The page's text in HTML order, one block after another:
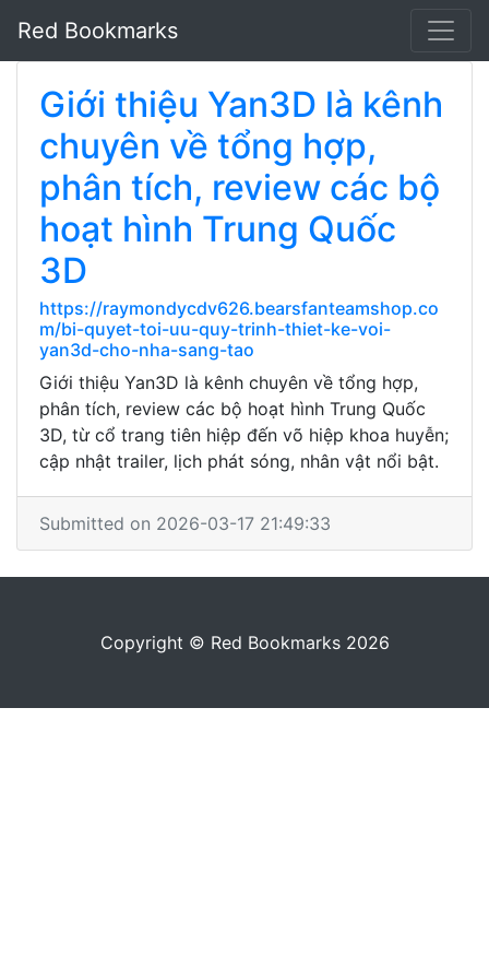
Red Bookmarks
Giới thiệu Yan3D là kênh
chuyên về tổng hợp,
phân tích, review các bộ
hoạt hình Trung Quốc
3D
https://raymondycdv626.bearsfanteamshop.co
m/bi-quyet-toi-uu-quy-trinh-thiet-ke-voi-
yan3d-cho-nha-sang-tao
Giới thiệu Yan3D là kênh chuyên về tổng hợp,
phân tích, review các bộ hoạt hình Trung Quốc
3D, từ cổ trang tiên hiệp đến võ hiệp khoa huyễn;
cập nhật trailer, lịch phát sóng, nhân vật nổi bật.
Submitted on 2026-03-17 21:49:33
Copyright © Red Bookmarks 2026